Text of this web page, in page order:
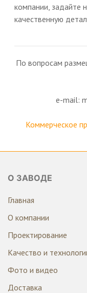
компании, задайте
качественную
По вопросам
e-mail:
Коммерческое
О ЗАВОДЕ
Главная
О компании
Проектирование
Качество и
Фото и видео
Доставка